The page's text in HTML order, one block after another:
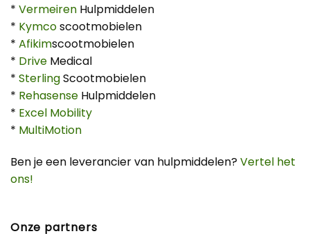
* Vermeiren Hulpmiddelen
* Kymcoscootmobielen
* Afikimscootmobielen
* Drive Medical
* SterlingScootmobielen
* Rehasense Hulpmiddelen
* Excel Mobility
* MultiMotion
Ben je een leverancier van hulpmiddelen?Vertel het
ons!
Onze partners